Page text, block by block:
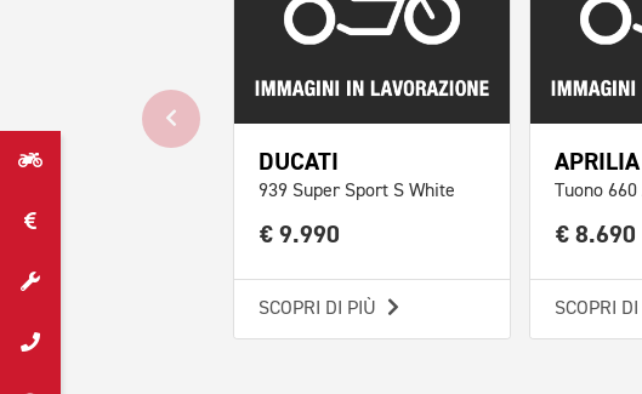
DUCATI
939 Super Sport S White
€ 9.990
SCOPRI DI PIÙ
APRILIA
Tuono 660
€ 8.690
SCOPRI